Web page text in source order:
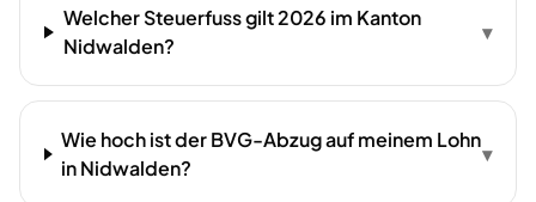
Welcher Steuerfuss gilt 2026 im Kanton
Nidwalden?
▾
Wie hoch ist der BVG-Abzug auf meinem Lohn
in Nidwalden?
▾